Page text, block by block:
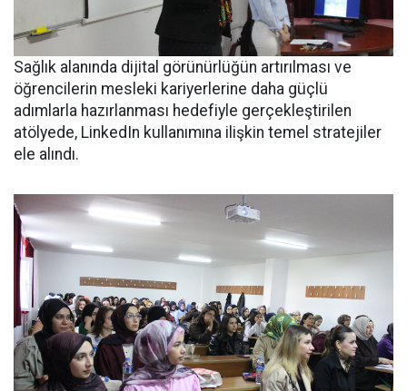
Sağlık alanında dijital görünürlüğün artırılması ve
öğrencilerin mesleki kariyerlerine daha güçlü
adımlarla hazırlanması hedefiyle gerçekleştirilen
atölyede, LinkedIn kullanımına ilişkin temel stratejiler
ele alındı.